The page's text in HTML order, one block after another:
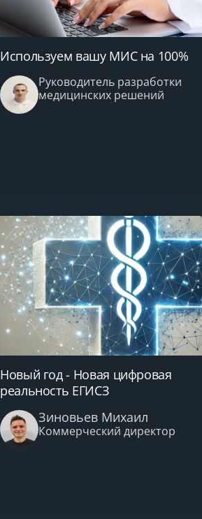
Используем вашу МИС на 100%
Руководитель разработки
медицинских решений
Затронутые темы:
Возможности интеграции с
системами и сервисами: от
компаний до лабораторий и
телемедицинских платформ
Текущие тренды и вектор
на ближайшие годы
Обзор собственных модульных
уже сейчас
Кто в команде выигрывает от более
полного использования системы?
это нужно руководству, врачам и
администраторам?
Новый год - Новая цифровая
реальность ЕГИСЗ
Зиновьев Михаил
Коммерческий директор